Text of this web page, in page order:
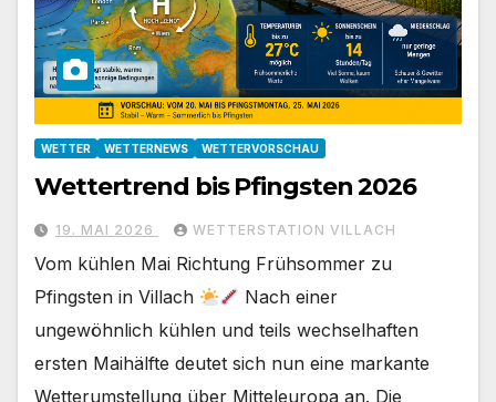
WETTER WETTERNEWS WETTERVORSCHAU
Wettertrend bis Pfingsten 2026
19. MAI 2026 WETTERSTATION VILLACH
Vom kühlen Mai Richtung Frühsommer zu
Pfingsten in Villach
Nach einer
ungewöhnlich kühlen und teils wechselhaften
ersten Maihälfte deutet sich nun eine markante
Wetterumstellung über Mitteleuropa an. Die